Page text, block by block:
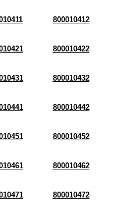
800010412
800010422
800010432
800010442
800010452
800010462
800010472